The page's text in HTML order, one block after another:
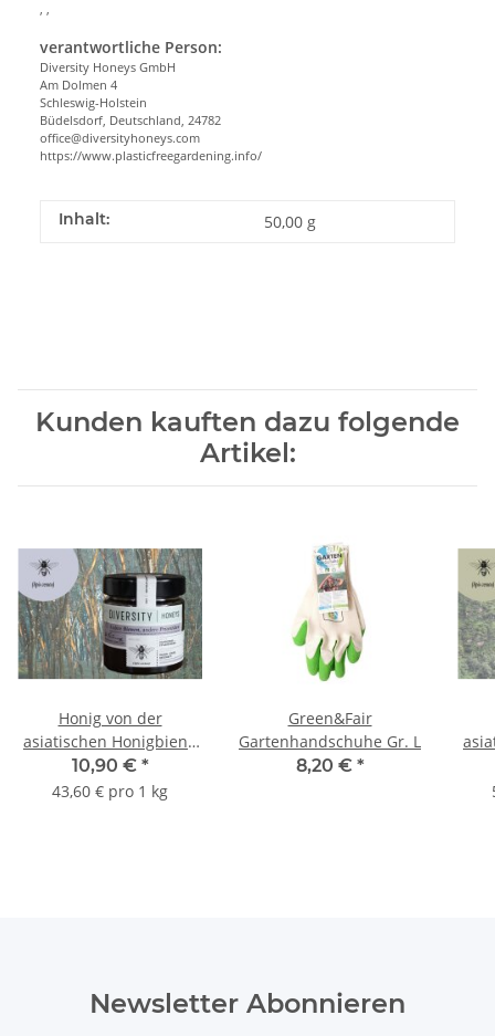
verantwortliche Person:
Diversity Honeys GmbH
Am Dolmen 4
Schleswig-Holstein
Büdelsdorf, Deutschland, 24782
office@diversityhoneys.com
https://www.plasticfreegardening.info/
Inhalt: 50,00 g
Kunden kauften dazu folgende
Artikel:
Honig von der
asiatischen Honigbiene
von einer Fair Trade
Gummiplantage in Sd-
10,90 € *
43,60 € pro 1 kg
Green&Fair
Gartenhandschuhe Gr. L
8,20 € *
Newsletter Abonnieren